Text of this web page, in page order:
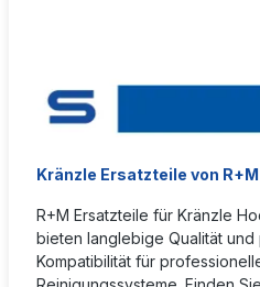
Kränzle Ersatzteile von R+M
R+M Ersatzteile für Kränzle
bieten langlebige Qualität
Kompatibilität für